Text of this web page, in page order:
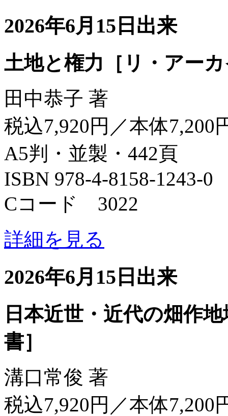
2026年6月15日出来
土地と権力［リ・アー
田中恭子 著
税込7,920円／本体7,200
A5判・並製・442頁
ISBN 978-4-8158-1243-0
Cコード 3022
詳細を見る
2026年6月15日出来
日本近世・近代の畑作
書］
溝口常俊 著
税込7,920円／本体7,200